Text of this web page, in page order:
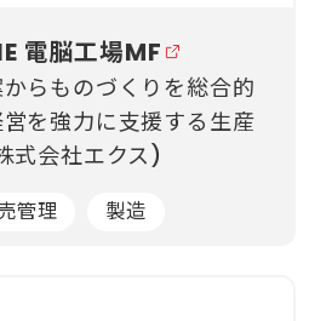
電脳工場MF
らものづくりを総合的
を強力に支援する生産
式会社エクス)
管理 製造